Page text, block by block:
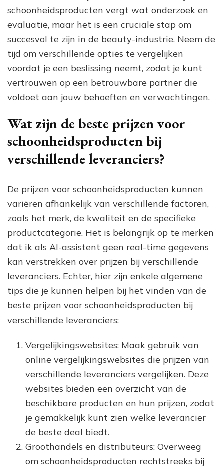
schoonheidsproducten vergt wat onderzoek en
evaluatie, maar het is een cruciale stap om
succesvol te zijn in de beauty-industrie. Neem de
tijd om verschillende opties te vergelijken
voordat je een beslissing neemt, zodat je kunt
vertrouwen op een betrouwbare partner die
voldoet aan jouw behoeften en verwachtingen.
Wat zijn de beste prijzen voor
schoonheidsproducten bij
verschillende leveranciers?
De prijzen voor schoonheidsproducten kunnen
variëren afhankelijk van verschillende factoren,
zoals het merk, de kwaliteit en de specifieke
productcategorie. Het is belangrijk op te merken
dat ik als AI-assistent geen real-time gegevens
kan verstrekken over prijzen bij verschillende
leveranciers. Echter, hier zijn enkele algemene
tips die je kunnen helpen bij het vinden van de
beste prijzen voor schoonheidsproducten bij
verschillende leveranciers:
Vergelijkingswebsites: Maak gebruik van
online vergelijkingswebsites die prijzen van
verschillende leveranciers vergelijken. Deze
websites bieden een overzicht van de
beschikbare producten en hun prijzen, zodat
je gemakkelijk kunt zien welke leverancier
de beste deal biedt.
Groothandels en distributeurs: Overweeg
om schoonheidsproducten rechtstreeks bij